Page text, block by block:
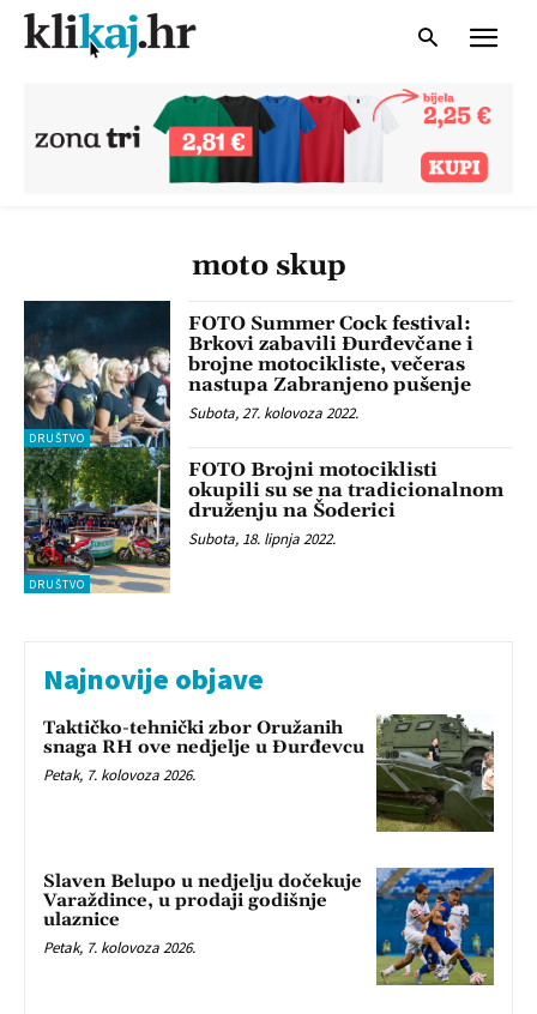
moto skup
DRUŠTVO
FOTO Summer Cock festival:
Brkovi zabavili Đurđevčane i
brojne motocikliste, večeras
nastupa Zabranjeno pušenje
Subota, 27. kolovoza 2022.
DRUŠTVO
FOTO Brojni motociklisti
okupili su se na tradicionalnom
druženju na Šoderici
Subota, 18. lipnja 2022.
Najnovije objave
Taktičko-tehnički zbor Oružanih
snaga RH ove nedjelje u Đurđevcu
Petak, 7. kolovoza 2026.
Slaven Belupo u nedjelju dočekuje
Varaždince, u prodaji godišnje
ulaznice
Petak, 7. kolovoza 2026.